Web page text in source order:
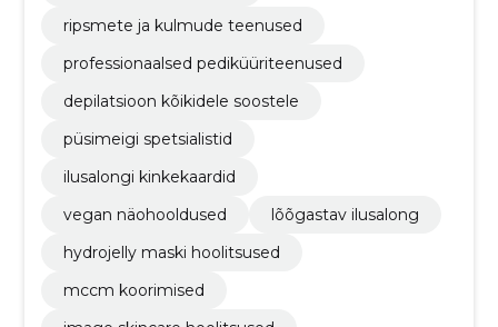
ripsmete ja kulmude teenused
professionaalsed pediküüriteenused
depilatsioon kõikidele soostele
püsimeigi spetsialistid
ilusalongi kinkekaardid
vegan näohooldused
lõõgastav ilusalong
hydrojelly maski hoolitsused
mccm koorimised